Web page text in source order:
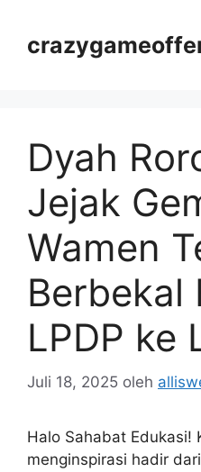
Dyah
Jejak
Wamen
Berbekal
LPDP ke
Juli 18, 2025 oleh
Halo Sahabat Edukasi!
menginspirasi hadir